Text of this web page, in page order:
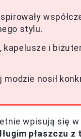
stylu.
kapelusze i
modzie nosił
wpisują się
płaszczu z